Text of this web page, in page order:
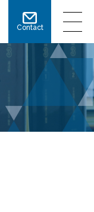
Contact